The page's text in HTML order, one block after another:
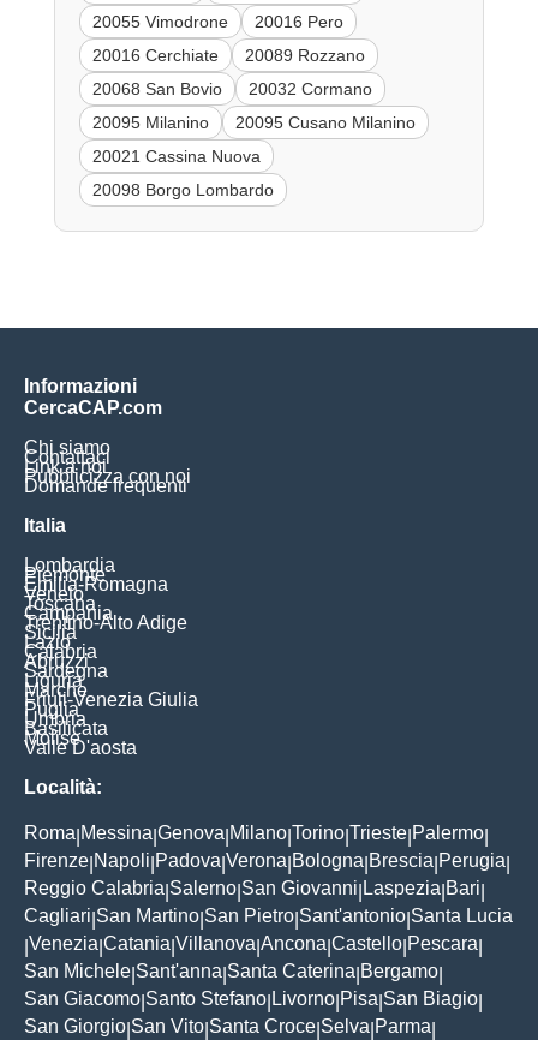
20055 Vimodrone
20016 Pero
20016 Cerchiate
20089 Rozzano
20068 San Bovio
20032 Cormano
20095 Milanino
20095 Cusano Milanino
20021 Cassina Nuova
20098 Borgo Lombardo
Informazioni
CercaCAP.com
Chi siamo
Contattaci
Link a noi
Pubblicizza con noi
Domande frequenti
Italia
Lombardia
Piemonte
Emilia-Romagna
Veneto
Toscana
Campania
Trentino-Alto Adige
Sicilia
Lazio
Calabria
Abruzzi
Sardegna
Liguria
Marche
Friuli-Venezia Giulia
Puglia
Umbria
Basilicata
Molise
Valle D'aosta
Località:
Roma Messina Genova Milano Torino Trieste Palermo
Firenze Napoli Padova Verona Bologna Brescia Perugia
Reggio Calabria Salerno San Giovanni Laspezia Bari
Cagliari San Martino San Pietro Sant'antonio Santa Lucia
Venezia Catania Villanova Ancona Castello Pescara
San Michele Sant'anna Santa Caterina Bergamo
San Giacomo Santo Stefano Livorno Pisa San Biagio
San Giorgio San Vito Santa Croce Selva Parma